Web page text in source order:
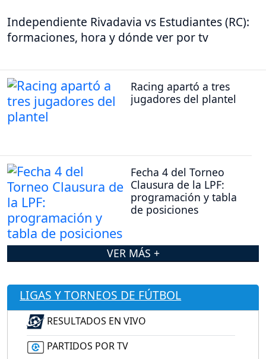
Independiente Rivadavia vs Estudiantes (RC):
formaciones, hora y dónde ver por tv
Racing apartó a tres
jugadores del plantel
Fecha 4 del Torneo
Clausura de la LPF:
programación y tabla
de posiciones
VER MÁS +
LIGAS Y TORNEOS DE FÚTBOL
RESULTADOS EN VIVO
PARTIDOS POR TV